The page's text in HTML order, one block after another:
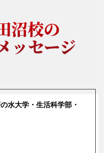
沼校の
ッセージ
水大学・生活科学部・